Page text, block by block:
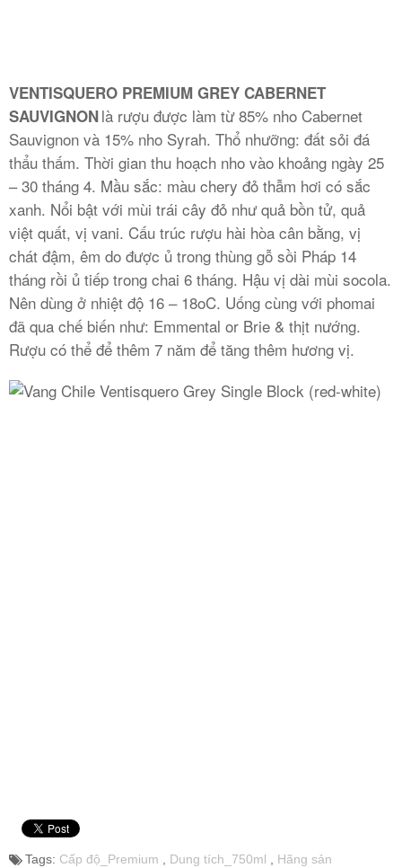
VENTISQUERO PREMIUM GREY CABERNET
SAUVIGNONlà rượu được làm từ 85% nho Cabernet
Sauvignon và 15% nho Syrah. Thổ nhưỡng: đất sỏi đá
thẩu thấm. Thời gian thu hoạch nho vào khoảng ngày 25
– 30 tháng 4. Mầu sắc: màu chery đỏ thẫm hơi có sắc
xanh. Nổi bật với mùi trái cây đỏ như quả bồn tử, quả
việt quất, vị vani. Cấu trúc rượu hài hòa cân bằng, vị
chát đậm, êm do được ủ trong thùng gỗ sồi Pháp 14
tháng rồi ủ tiếp trong chai 6 tháng. Hậu vị dài mùi socola.
Nên dùng ở nhiệt độ 16 – 18oC. Uống cùng với phomai
đã qua chế biến như: Emmental or Brie & thịt nướng.
Rượu có thể để thêm 7 năm để tăng thêm hương vị.
Tags: Cấp độ_Premium , Dung tích_750ml , Hãng sản